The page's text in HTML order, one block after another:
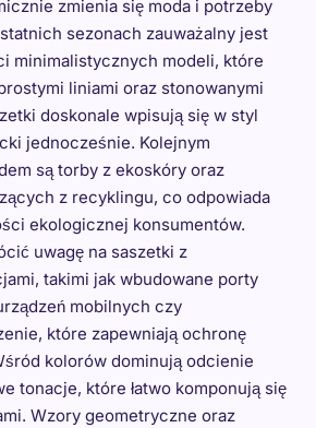
zmienia się moda i potrzeby
sezonach zauważalny jest
minimalistycznych modeli, które
liniami oraz stonowanymi
doskonale wpisują się w styl
jednocześnie. Kolejnym
są torby z ekoskóry oraz
z recyklingu, co odpowiada
ekologicznej konsumentów.
uwagę na saszetki z
takimi jak wbudowane porty
mobilnych czy
które zapewniają ochronę
kolorów dominują odcienie
tonacje, które łatwo komponują się
Wzory geometryczne oraz